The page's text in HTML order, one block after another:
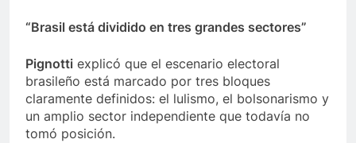
“Brasil está dividido en tres grandes sectores”
Pignotti explicó que el escenario electoral
brasileño está marcado por tres bloques
claramente definidos: el lulismo, el bolsonarismo y
un amplio sector independiente que todavía no
tomó posición.